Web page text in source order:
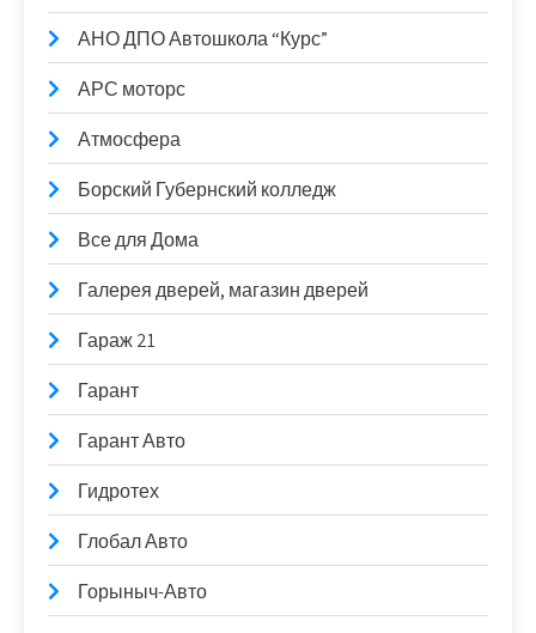
АНО ДПО Автошкола “Курс”
АРС моторс
Атмосфера
Борский Губернский колледж
Все для Дома
Галерея дверей, магазин дверей
Гараж 21
Гарант
Гарант Авто
Гидротех
Глобал Авто
Горыныч-Авто